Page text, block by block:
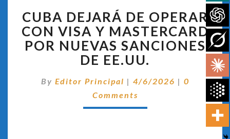
DEJARÁ
DE
OPERAR
CON
VISA
MASTERCARD
POR
NUEVAS
CUBA DEJARÁ DE OPERAR
CON VISA Y MASTERCARD
POR NUEVAS SANCIONES
DE EE.UU.
By Editor Principal | 4/6/2026 | 0
Comments